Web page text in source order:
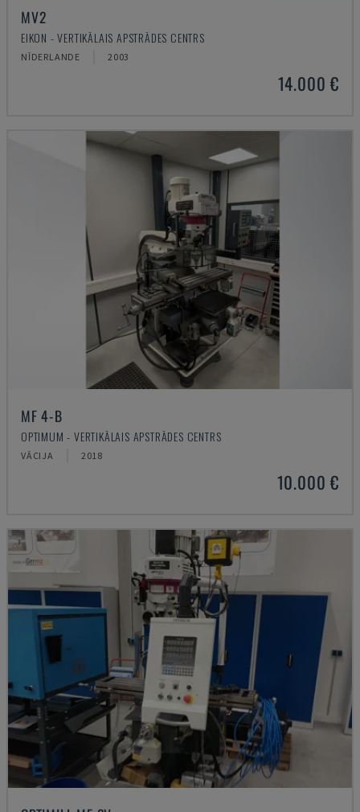
MV2
EIKON - VERTIKĀLAIS APSTRĀDES CENTRS
NĪDERLANDE 2003
14.000 €
MF 4-B
OPTIMUM - VERTIKĀLAIS APSTRĀDES CENTRS
VĀCIJA 2018
10.000 €